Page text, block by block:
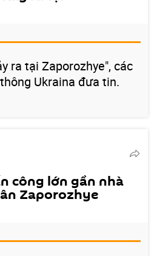
ra tại Zaporozhye", các
Ukraina đưa tin.
công lớn gần nhà
Zaporozhye